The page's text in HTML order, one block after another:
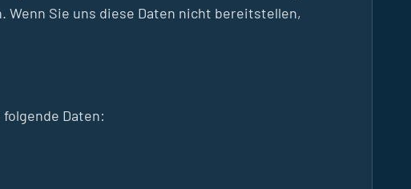
Wenn Sie uns diese Daten nicht bereitstellen,
Daten: